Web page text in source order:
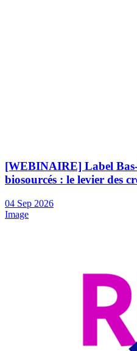
[WEBINAIRE] Label
biosourcés : le levier des
04 Sep 2026
Image